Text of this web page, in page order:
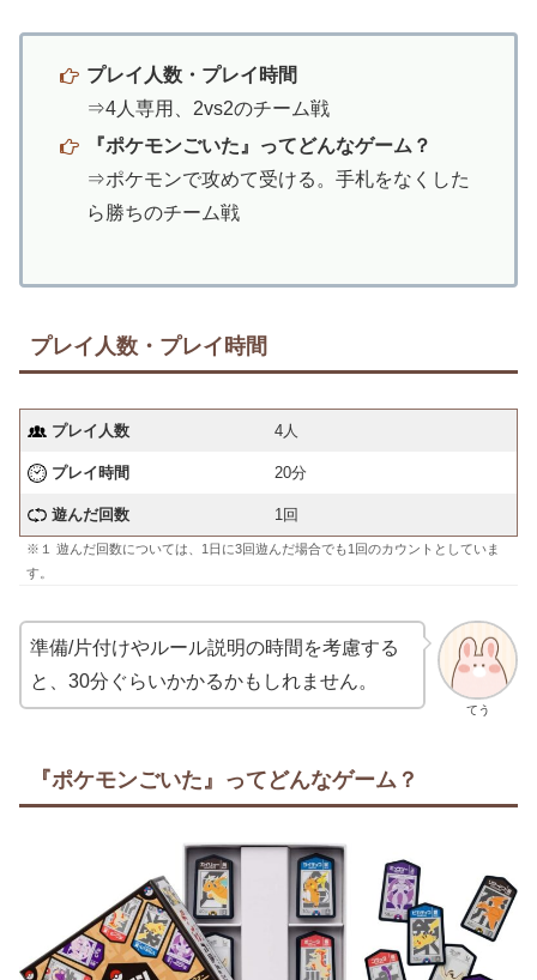
プレイ人数・プレイ時間
⇒4人専用、2vs2のチーム戦
『ポケモンごいた』ってどんなゲーム？
⇒ポケモンで攻めて受ける。手札をなくした
ら勝ちのチーム戦
プレイ人数・プレイ時間
プレイ人数 4人
プレイ時間 20分
遊んだ回数 1回
※１ 遊んだ回数については、1日に3回遊んだ場合でも1回のカウントとしていま
す。
てう
準備/片付けやルール説明の時間を考慮する
と、30分ぐらいかかるかもしれません。
『ポケモンごいた』ってどんなゲーム？